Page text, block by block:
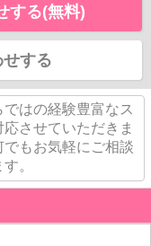
する(無料)
する
はの経験豊富なス
させていただきま
もお気軽にご相談
。